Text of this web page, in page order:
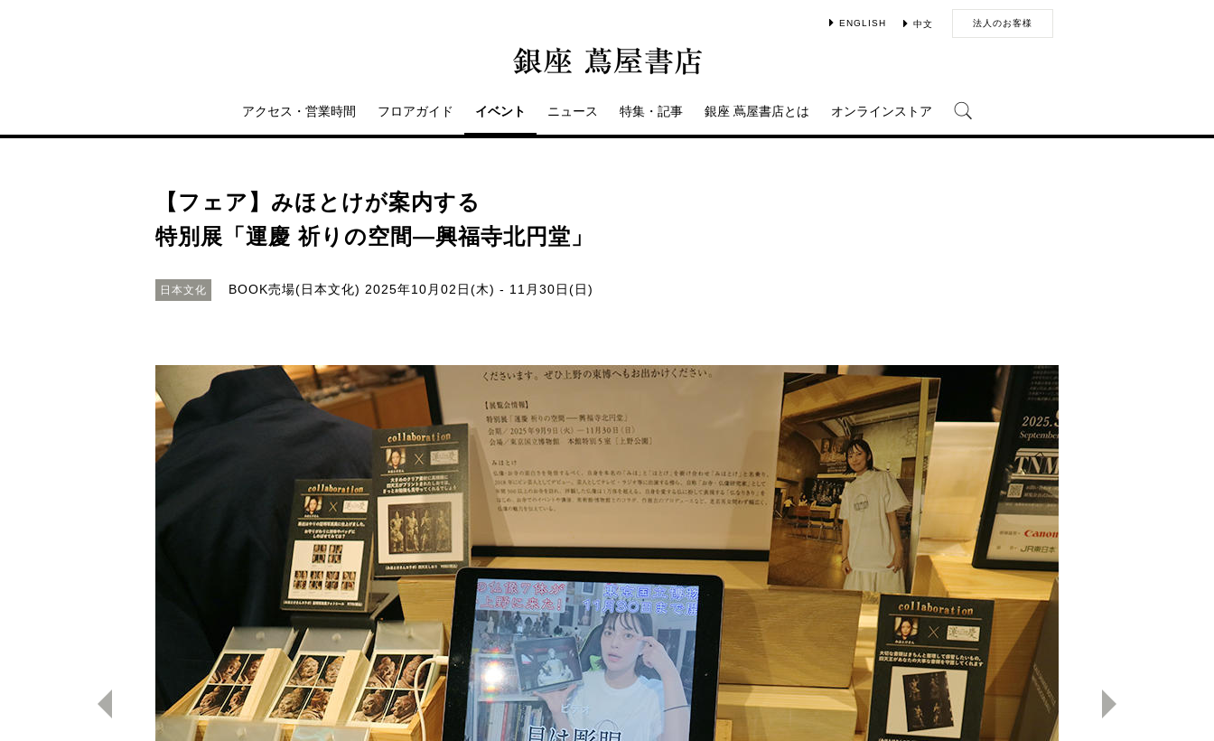
ENGLISH 中文 法人のお客様
アクセス・営業時間 フロアガイド イベント ニュース 特集・記事 銀座 蔦屋書店とは オンラインストア
【フェア】みほとけが案内する
特別展「運慶 祈りの空間―興福寺北円堂」
日本文化 BOOK売場(日本文化) 2025年10月02日(木) - 11月30日(日)